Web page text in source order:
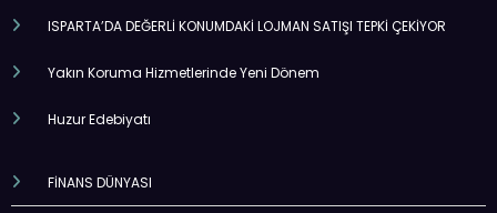
ISPARTA’DA DEĞERLİ KONUMDAKİ LOJMAN SATIŞI TEPKİ ÇEKİYOR
Yakın Koruma Hizmetlerinde Yeni Dönem
Huzur Edebiyatı
FİNANS DÜNYASI